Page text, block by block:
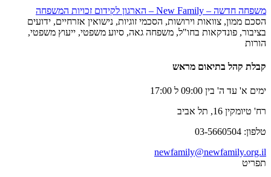
משפחה חדשה – New Family – הארגון לקידום זכויות המשפחה
הסכם ממון, צוואות וירושות, הסכמי זוגיות, נישואין אזרחיים, ידועים
בציבור, פונדקאות בחו"ל, משפחה גאה, סיוע משפטי, ייעוץ משפטי,
הורות
קבלת קהל בתיאום מראש
ימים א' עד ה' בין 09:00 ל 17:00
רח' טיומקין 16, תל אביב
טלפון: 03-5660504
newfamily@newfamily.org.il
תפריט